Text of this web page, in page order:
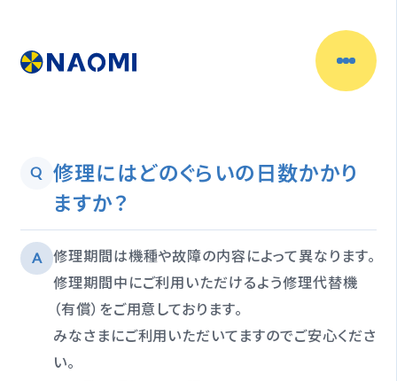
Q
修理にはどのぐらいの日数かかり
ますか？
A
修理期間は機種や故障の内容によって異なります。
修理期間中にご利用いただけるよう修理代替機
（有償）をご用意しております。
みなさまにご利用いただいてますのでご安心くださ
い。